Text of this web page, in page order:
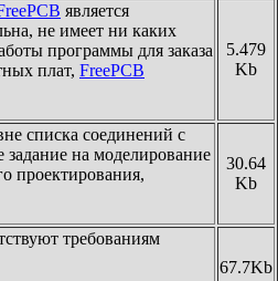
является
не имеет ни каких
программы для заказа
плат, FreePCB
5.479
Kb
списка соединений с
задание на моделирование
проектирования,
30.64
Kb
требованиям
67.7Kb